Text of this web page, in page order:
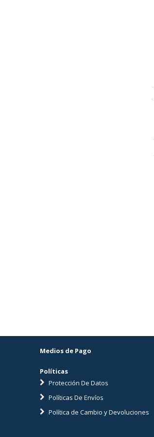
Medios de Pago
Políticas
Protección De Datos
Políticas De Envíos
Política de Cambio y Devoluciones